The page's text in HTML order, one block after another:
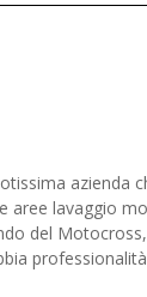
azienda
aree lavaggio
del